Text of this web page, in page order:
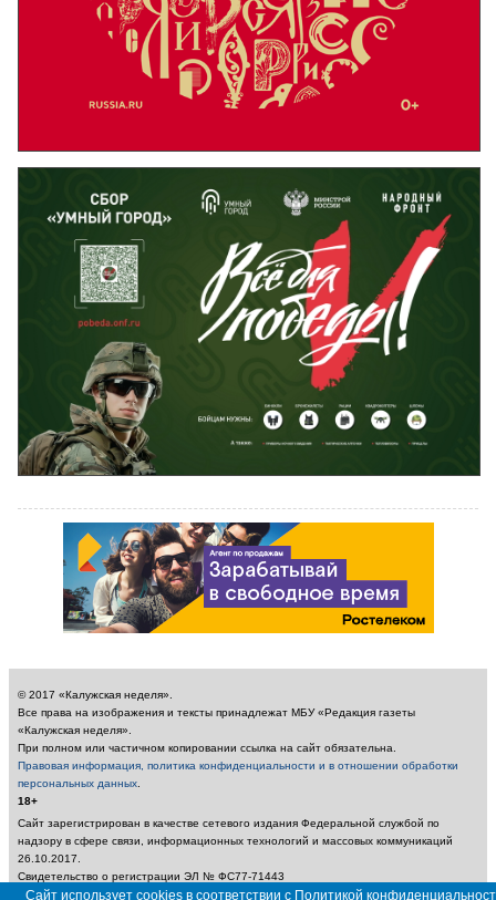
© 2017 «Калужская неделя».
Все права на изображения и тексты принадлежат МБУ «Редакция газеты
«Калужская неделя».
При полном или частичном копировании ссылка на сайт обязательна.
Правовая информация, политика конфиденциальности и в отношении обработки
персональных данных
18+
Сайт зарегистрирован в качестве сетевого издания Федеральной службой по
надзору в сфере связи, информационных технологий и массовых коммуникаций
26.10.2017.
Свидетельство о регистрации ЭЛ № ФС77-71443
Учредитель: Муниципальное бюджетное учреждение «Редакция газеты «Калужская
Сайт использует cookies в соответствии с Политикой